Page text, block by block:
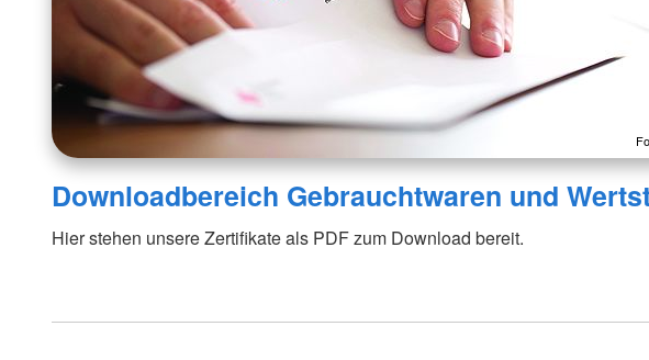
Downloadbereich Gebrauchtwaren und
Hier stehen unsere Zertifikate als PDF zum Download bereit.